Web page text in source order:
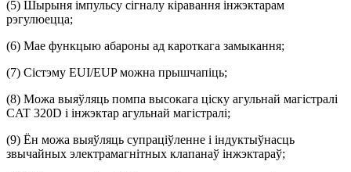
(5) Шырыня імпульсу сігналу кіравання інжэктарам
рэгулюецца;
(6) Мае функцыю абароны ад кароткага замыкання;
(7) Сістэму EUI/EUP можна прышчапіць;
(8) Можа выяўляць помпа высокага ціску агульнай магістралі
CAT 320D і інжэктар агульнай магістралі;
(9) Ён можа выяўляць супраціўленне і індуктыўнасць
звычайных электрамагнітных клапанаў інжэктараў;